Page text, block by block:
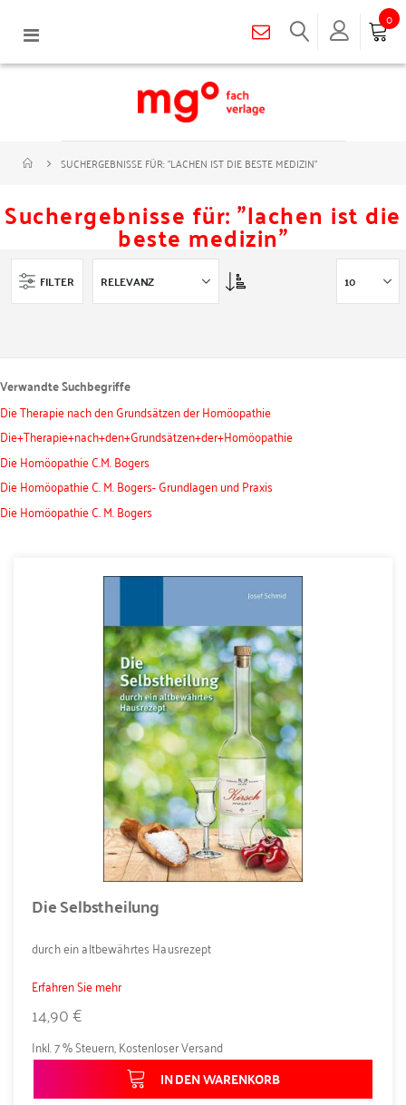
Navigation
0
SUCHERGEBNISSE FÜR: "LACHEN IST DIE BESTE MEDIZIN"
Suchergebnisse für: "lachen ist die
beste medizin"
FILTER Asc
Verwandte Suchbegriffe
Die Therapie nach den Grundsätzen der Homöopathie
Die+Therapie+nach+den+Grundsätzen+der+Homöopathie
Die Homöopathie C.M. Bogers
Die Homöopathie C. M. Bogers- Grundlagen und Praxis
Die Homöopathie C. M. Bogers
Die Selbstheilung
durch ein altbewährtes Hausrezept
Erfahren Sie mehr
14,90 €
Inkl. 7 % Steuern,Kostenloser Versand
IN DEN WARENKORB